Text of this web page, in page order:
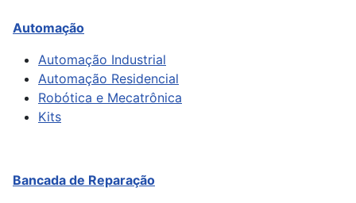
Automação
Automação Industrial
Automação Residencial
Robótica e Mecatrônica
Kits
Bancada de Reparação